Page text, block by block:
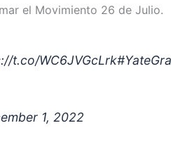
el Movimiento 26 de Julio.
t.co/WC6JVGcLrk
1, 2022